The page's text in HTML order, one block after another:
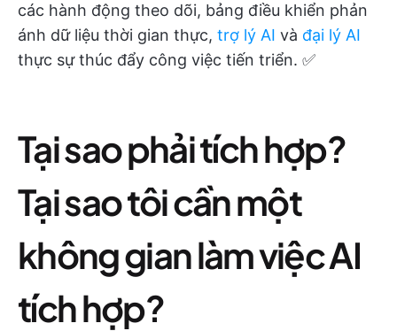
các hành động theo dõi, bảng điều khiển phản
ánh dữ liệu thời gian thực, trợ lý AI và đại lý AI
thực sự thúc đẩy công việc tiến triển. ✅
Tại sao phải tích hợp?
Tại sao tôi cần một
không gian làm việc AI
tích hợp?